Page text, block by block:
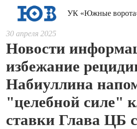
УК «Южные
30 апреля 2025
Новости
избежание
Набиуллина
"целебной силе"
ставки Глава ЦБ